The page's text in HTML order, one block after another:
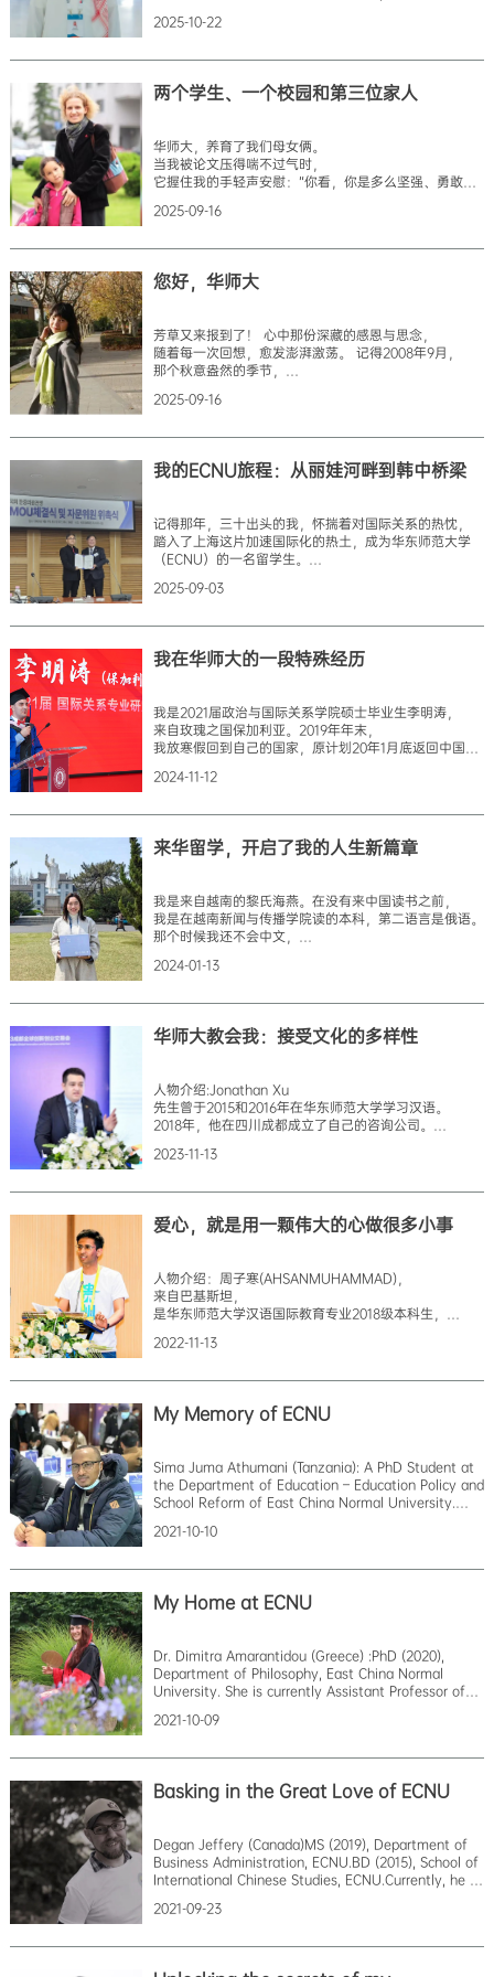
课堂上的钻研、文化节的欢笑、实习与工作的历练，
把所学融入实践。回望一路走来的求学与奋斗，
他将母校视作人生的灯塔，心怀感恩，继续前行。
回想起2007年我初次踏上中国这片土地的情景，
带着对未来的无限憧憬，从沙特阿拉伯远道而来，
只为追寻知识与梦想。
我在中国的求学之路始于汉语学习。
作为一名零基础的外国学生，
2025-10-22
两个学生、一个校园和第三位家人
华师大，养育了我们母女俩。
当我被论文压得喘不过气时，
它握住我的手轻声安慰：“你看，你是多么坚强、勇敢，
当女儿在幼儿园里流下陌生和不安的泪水时，
虽然你还不会说普通话，但给自己一点时间吧。”
四年间，华师大不只是学校，更是我们的第三位家长。
它给予我们温暖、故事和庇护，成了我们的共同家园。
我背着笔记本电脑，一摞论文资料，
还有一份沉甸甸的博士梦想。女儿背着粉红色的 Hello
Kitty 书包，怀里抱着一幅用彩色笔画
2025-09-16
您好，华师大
芳草又来报到了！ 心中那份深藏的感恩与思念，
随着每一次回想，愈发澎湃激荡。 记得2008年9月，
那个秋意盎然的季节，
踏入了这座古朴而又充满青春气息的校园，
渴望在这里汲取知识的甘露，遇见良师益友。
而华东师范大学，远比我想象中更加美好——
她如一位温婉而智慧的长者，用包容温暖了我的心灵。
都像走进一幅静谧优雅的画卷。
校园的每一处角落都仿佛在告诉我：这里，
是孕育梦想的土地。那些
2025-09-16
我的ECNU旅程：从丽娃河畔到韩中桥梁
记得那年，三十出头的我，怀揣着对国际关系的热忱，
踏入了上海这片加速国际化的热土，成为华东师范大学
（ECNU）的一名留学生。
无疑是我人生的转折点和无比珍贵的财富。今天，
回望在ECNU的点点滴滴，心中充满感激与自豪。
选择在ECNU深造，是我人生中最明智的决定之一。
最让我铭记于心的是教授们的言传身教。他们治学严谨，
理解合作与多边对话。这些核心理念，
在ECNU的学习中不是空洞的理论，而是活生生的实践。
与教授们的思想碰撞和深度交流
2025-09-03
我在华师大的一段特殊经历
我是2021届政治与国际关系学院硕士毕业生李明涛，
来自玫瑰之国保加利亚。2019年年末，
我放寒假回到自己的国家，原计划20年1月底返回中国。
我不得不被困在家中进行居家隔离；同时，
尽可能提升自己的知识并培养新的技能。
在居家隔离的那半年中，
我每天起床的第一件事就是打开微信和百度疫情实时大数
关心他们家乡的疫情，也会提醒他们不要放松警惕，
出门一定做好防护。那段时间，
我时常回忆起我在中国度过的美好时光，
我会想念我的中国朋友们；我会想念华东师大美
2024-11-12
来华留学，开启了我的人生新篇章
我是来自越南的黎氏海燕。在没有来中国读书之前，
我是在越南新闻与传播学院读的本科，第二语言是俄语。
那个时候我还不会中文，
她极力推荐我华东师范大学的线上中文课程，
那个时候教我中文的老师在华师大读博，
她告诉我国际关系专业在那一年开始招收国际学生，
问我要不要来华师大读硕士。
在中国读书的这三年是我人生中最重要、
最有意义的三年，它改变了我的人生。由于专业的原因，
我们班上的国际氛围特别浓，我在学校不仅能和美国、
中国的教授交流，而且还能和来自十几
2024-01-13
华师大教会我：接受文化的多样性
人物介绍:Jonathan Xu
先生曾于2015和2016年在华东师范大学学习汉语。
2018年，他在四川成都成立了自己的咨询公司。
负责监督业务发展项目，协助荷比卢公司进入中国市场。
卢森堡地区的商业和学术交流。
在上海华东师范大学学习汉语是一次获益匪浅的经历。
2015年和2016年在华师大度过的两个夏天，
在那里我不仅将所学到的语言技能付诸实践，
而且还进一步认识了来自世界各地的优秀同学们。
这些关系非常宝贵，为我的国际职业生涯奠定了基础。
在华东师范大
2023-11-13
爱心，就是用一颗伟大的心做很多小事
人物介绍：周子寒(AHSANMUHAMMAD)，
来自巴基斯坦，
是华东师范大学汉语国际教育专业2018级本科生，
同时也是学校国际学生志愿服务队的骨干成员。
什么都不懂。但是当我迈入校园，
有很多热心的志愿者同学帮助了我，
他们告诉我宿舍和教学楼在哪里，怎么给校园卡充值等，
将这份爱传递下去。同时，
我也觉得参加志愿公益服务非常有意义，
于是我跟着国际教育中心的老师和志愿者们去机场接机，
帮助新同学熟悉校园;
2022-11-13
My Memory of ECNU
Sima Juma Athumani (Tanzania): A PhD Student at
the Department of Education – Education Policy and
School Reform of East China Normal University.
Management and Leadership at ECNU
he is working as a Coll
2021-10-10
My Home at ECNU
Dr. Dimitra Amarantidou (Greece) :PhD (2020),
Department of Philosophy, East China Normal
University. She is currently Assistant Professor of
University.The Philosophy Department of East
more than five years. What is
2021-10-09
Basking in the Great Love of ECNU
Degan Jeffery (Canada)MS (2019), Department of
Business Administration, ECNU.BD (2015), School of
International Chinese Studies, ECNU.Currently, he is
calligraphy, LEGO, amongst other subjects. Also is
2021-09-23